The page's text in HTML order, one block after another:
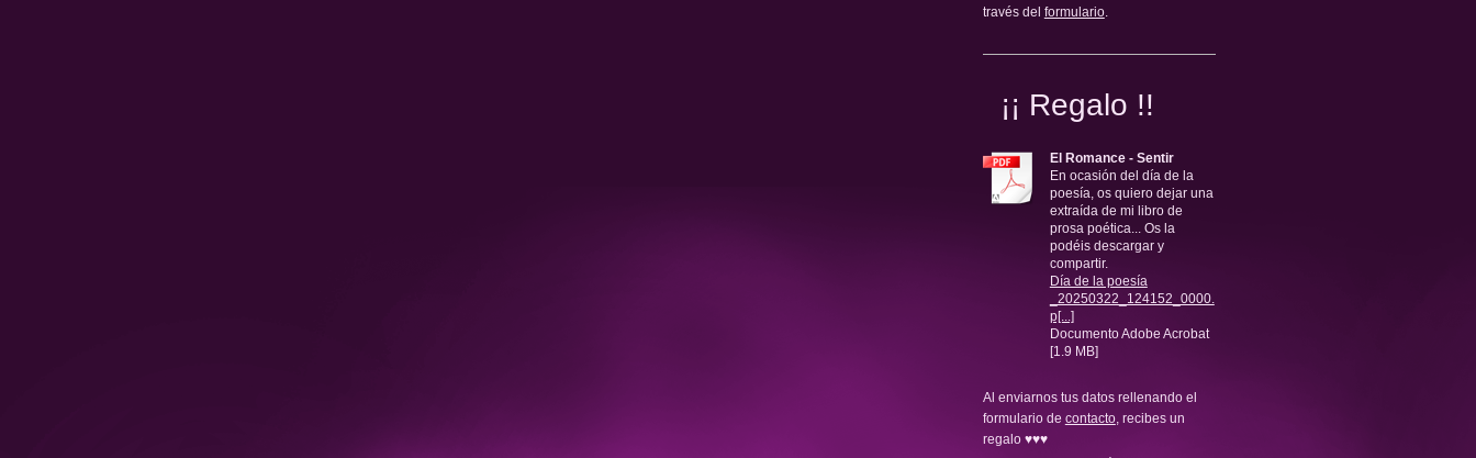
través del formulario.
¡¡ Regalo !!
El Romance - Sentir
En ocasión del día de la
poesía, os quiero dejar una
extraída de mi libro de
prosa poética... Os la
podéis descargar y
compartir.
Día de la poesía
_20250322_124152_0000.
p[...]
Documento Adobe Acrobat
[1.9 MB]
Al enviarnos tus datos rellenando el
formulario de contacto, recibes un
regalo ♥♥♥